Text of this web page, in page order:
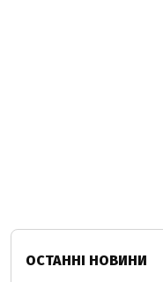
ОСТАННІ НОВИНИ